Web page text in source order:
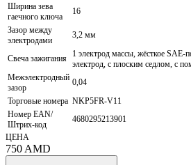
Ширина зева
гаечного ключа
16
Зазор между
электродами
3,2 мм
Свеча зажигания
1 электрод массы, жёсткое
электрод, с плоским седлом, с
Межэлектродный
зазор
0,04
Торговые номера NKP5FR-V11
Номер EAN/
Штрих-код
4680295213901
ЦЕНА
750 AMD